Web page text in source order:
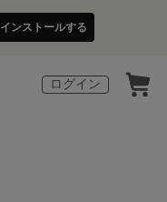
インストールする
ログイン